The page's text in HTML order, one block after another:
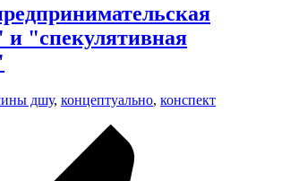
и "спекулятивная
дшу, концептуально, конспект